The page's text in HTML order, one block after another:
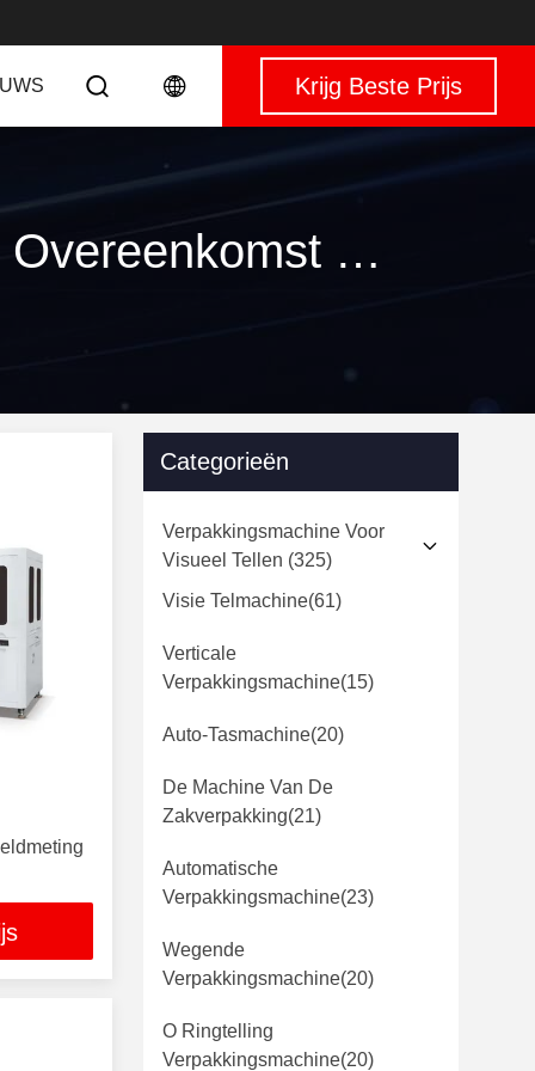
Krijg Beste Prijs
Sleutelwoorden [ vision inspection machine ] Overeenkomst 40 producten
Categorieën
Verpakkingsmachine Voor
Visueel Tellen (325)
Visie Telmachine(61)
Verticale
Verpakkingsmachine(15)
Auto-Tasmachine(20)
De Machine Van De
Zakverpakking(21)
Automatische
Verpakkingsmachine(23)
Wegende
Verpakkingsmachine(20)
O Ringtelling
Verpakkingsmachine(20)